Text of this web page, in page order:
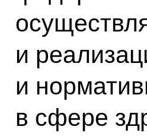
и
и
в сфере